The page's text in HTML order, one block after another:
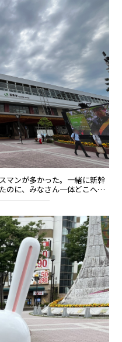
マンが多かった。一緒に新幹
のに、みなさん一体どこへ…